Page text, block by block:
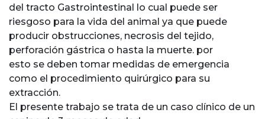
del tracto Gastrointestinal lo cual puede ser
riesgoso para la vida del animal ya que puede
producir obstrucciones, necrosis del tejido,
perforación gástrica o hasta la muerte. por
esto se deben tomar medidas de emergencia
como el procedimiento quirúrgico para su
extracción.
El presente trabajo se trata de un caso clínico de un